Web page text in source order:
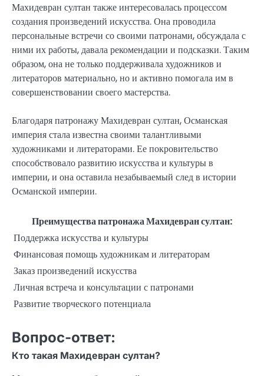
Махидевран султан также интересовалась процессом
создания произведений искусства. Она проводила
персональные встречи со своими патронами, обсуждала с
ними их работы, давала рекомендации и подсказки. Таким
образом, она не только поддерживала художников и
литераторов материально, но и активно помогала им в
совершенствовании своего мастерства.
Благодаря патронажу Махидевран султан, Османская
империя стала известна своими талантливыми
художниками и литераторами. Ее покровительство
способствовало развитию искусства и культуры в
империи, и она оставила незабываемый след в истории
Османской империи.
Преимущества патронажа Махидевран султан:
Поддержка искусства и культуры
Финансовая помощь художникам и литераторам
Заказ произведений искусства
Личная встреча и консультации с патронами
Развитие творческого потенциала
Вопрос-ответ:
Кто такая Махидевран султан?